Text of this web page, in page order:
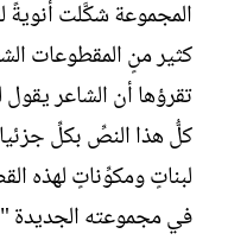
المجموعة شكَّلت
كثير منٍ المقطوعات
تقرؤها أن الشاعر
كلُّ هذا النصِّ بكلِّ
لبناتٍ ومكوِّناتٍ لهذه
في مجموعته الجديدة